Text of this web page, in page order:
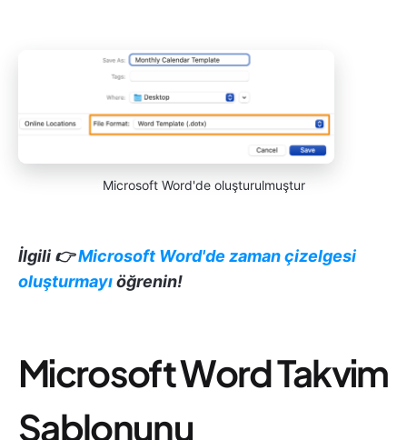
Microsoft Word'de oluşturulmuştur
İlgili 👉Microsoft Word'de zaman çizelgesi
oluşturmayıöğrenin!
Microsoft Word Takvim
Şablonunu